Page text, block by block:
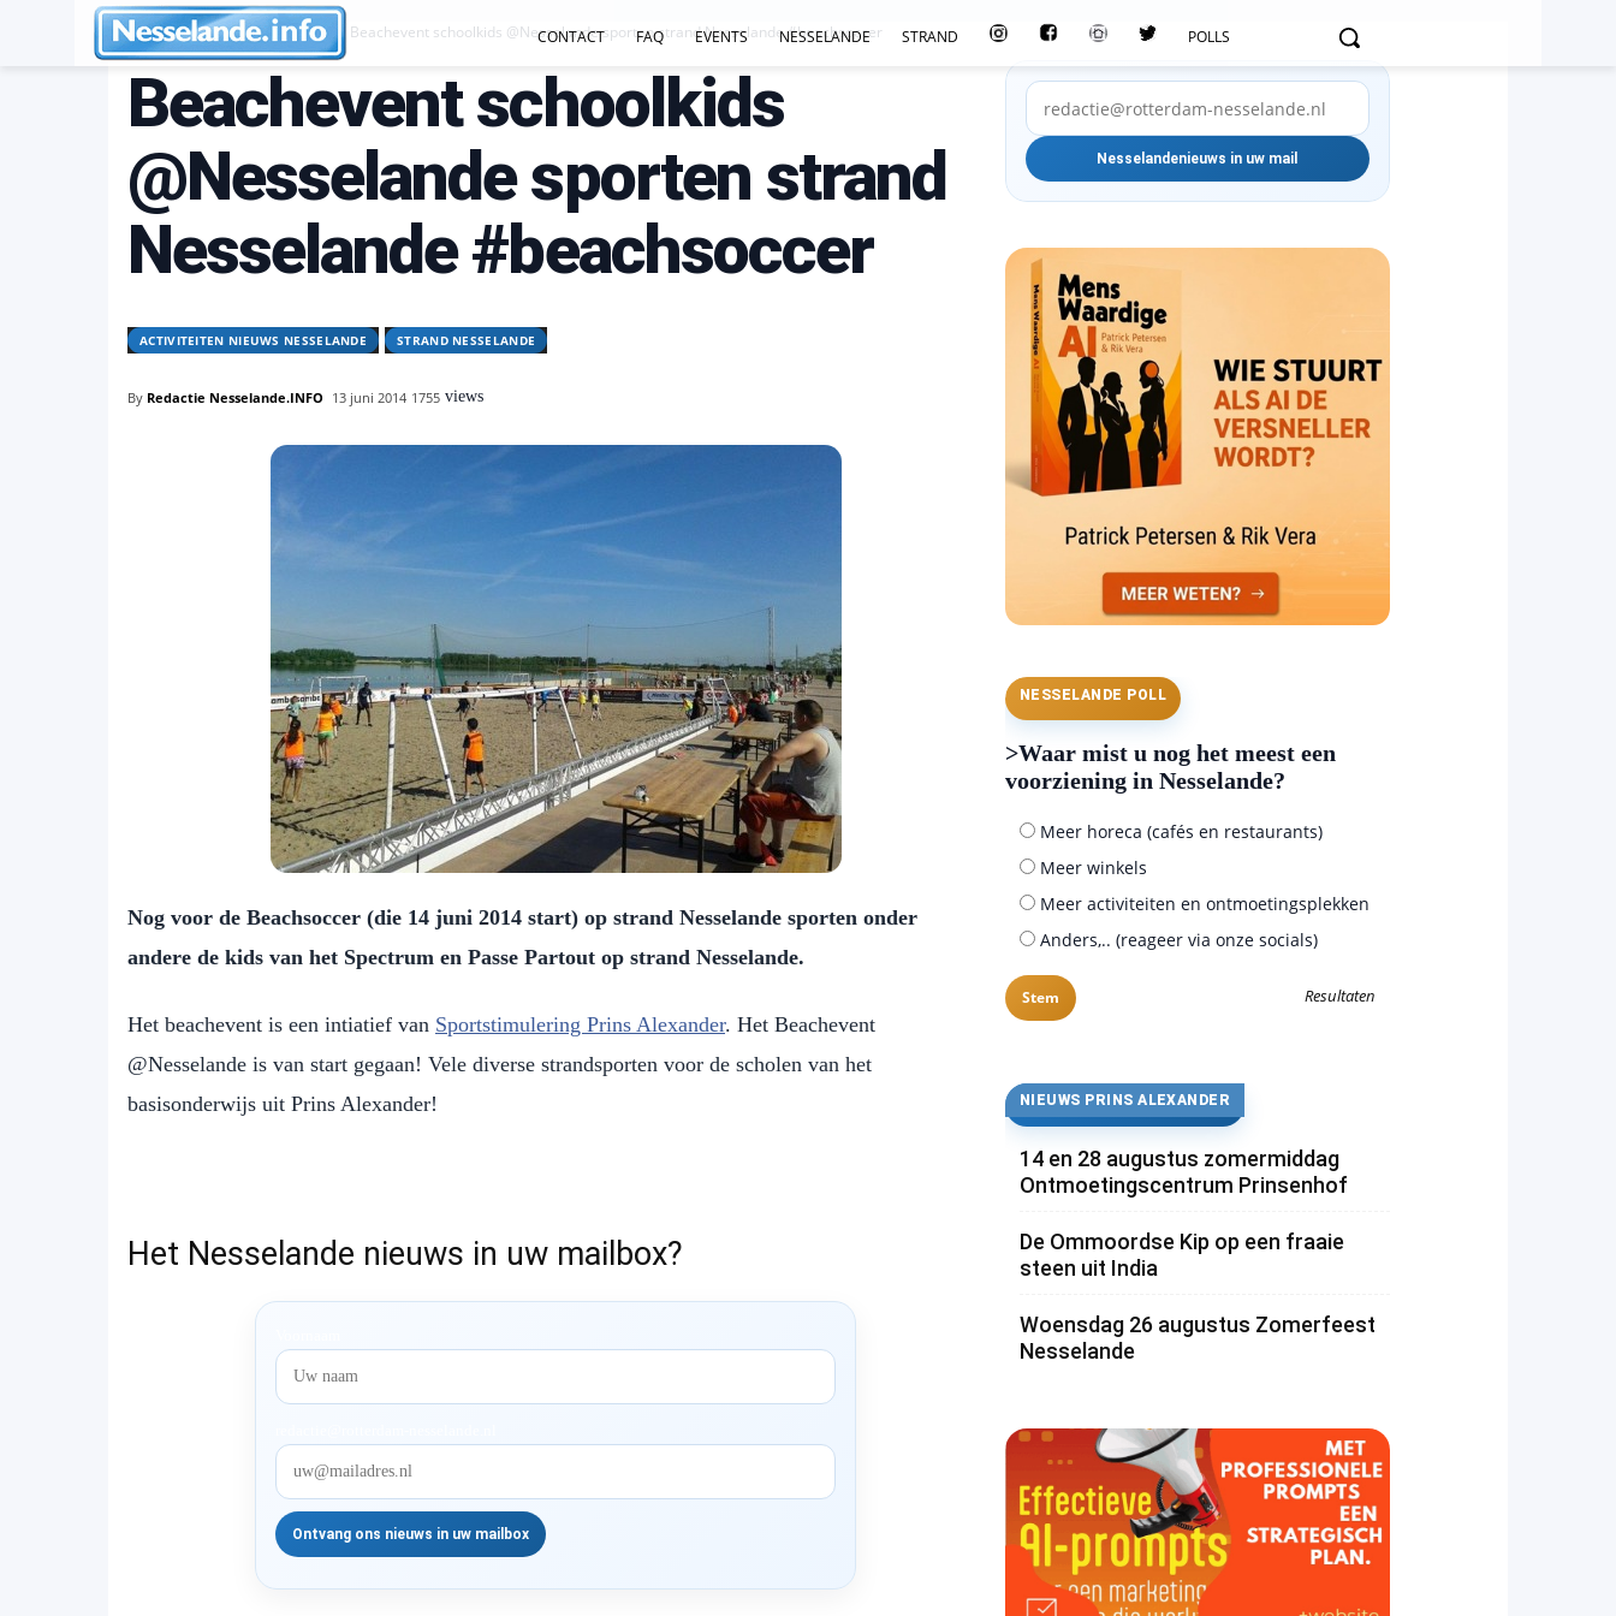
CONTACT FAQ EVENTS NESSELANDE STRAND POLLS
Activiteiten Nieuws Nesselande Beachevent schoolkids @Nesselande sporten strand Nesselande #beachsoccer
Beachevent schoolkids
@Nesselande sporten strand
Nesselande #beachsoccer
ACTIVITEITEN NIEUWS NESSELANDE STRAND NESSELANDE
By Redactie Nesselande.INFO 13 juni 2014 1755 views
Nog voor de Beachsoccer (die 14 juni 2014 start) op strand Nesselande sporten onder
andere de kids van het Spectrum en Passe Partout op strand Nesselande.
Het beachevent is een intiatief van Sportstimulering Prins Alexander. Het Beachevent
@Nesselande is van start gegaan! Vele diverse strandsporten voor de scholen van het
basisonderwijs uit Prins Alexander!
Het Nesselande nieuws in uw mailbox?
NESSELANDE POLL
>Waar mist u nog het meest een
voorziening in Nesselande?
Meer horeca (cafés en restaurants)
Meer winkels
Meer activiteiten en ontmoetingsplekken
Anders,.. (reageer via onze socials)
Resultaten
NIEUWS PRINS ALEXANDER
14 en 28 augustus zomermiddag
Ontmoetingscentrum Prinsenhof
De Ommoordse Kip op een fraaie
steen uit India
Woensdag 26 augustus Zomerfeest
Nesselande